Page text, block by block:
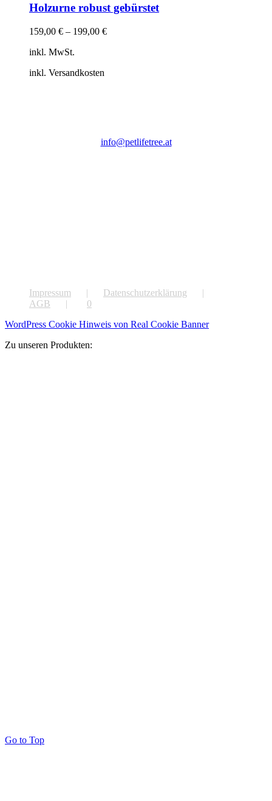
Holzurne robust gebürstet
159,00 € – 199,00 €
inkl. MwSt.
inkl. Versandkosten
info@petlifetree.at
Impressum
Datenschutzerklärung
AGB
0
WordPress Cookie Hinweis von Real Cookie Banner
Zu unseren Produkten:
Go to Top